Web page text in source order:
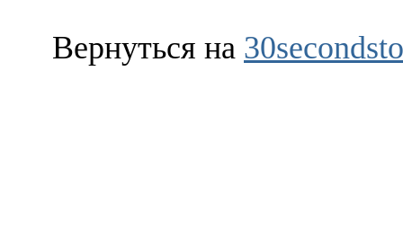
Вернуться на